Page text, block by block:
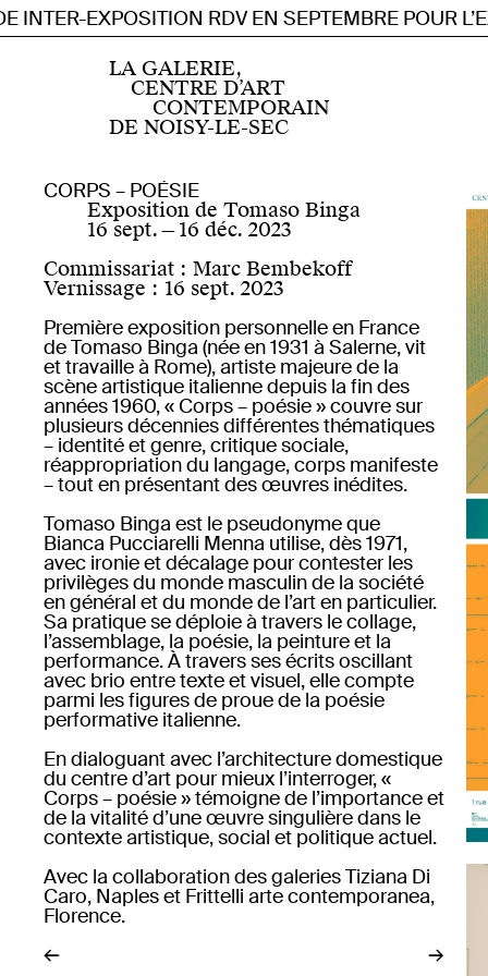
EXPOSITION RDV EN SEPTEMBRE POUR
Centre d’art contemporain d’intérêt national
Programmation
Actuellement
Prochainement
Résidences
Résidence artiste de la scène française
Résidence artiste étranger·ère
Visite pour tou·te·s
Petite enfance
Pédagogie : scolaire et périscolaire
Formation professionnelle
Œuvres produites
Une espace insécable
Éditions
Publications
En ligne
Multiples
LA GALERIE,
CENTRE D’ART
CONTEMPORAIN
DE NOISY-LE-SEC
Soundcloud
Youtube
À propos
Mentions légales
Informations pratiques
CORPS – POÉSIE
Exposition de Tomaso Binga
16 sept.—16 déc. 2023
Commissariat : Marc Bembekoff
Vernissage : 16 sept. 2023
Première exposition personnelle en France
de Tomaso Binga (née en 1931 à Salerne, vit
et travaille à Rome), artiste majeure de la
scène artistique italienne depuis la fin des
années 1960, « Corps – poésie » couvre sur
plusieurs décennies différentes thématiques
– identité et genre, critique sociale,
réappropriation du langage, corps manifeste
– tout en présentant des œuvres inédites.
Tomaso Binga est le pseudonyme que
Bianca Pucciarelli Menna utilise, dès 1971,
avec ironie et décalage pour contester les
privilèges du monde masculin de la société
en général et du monde de l’art en particulier.
Sa pratique se déploie à travers le collage,
l’assemblage, la poésie, la peinture et la
performance. À travers ses écrits oscillant
avec brio entre texte et visuel, elle compte
parmi les figures de proue de la poésie
performative italienne.
En dialoguant avec l’architecture domestique
du centre d’art pour mieux l’interroger, «
Corps – poésie » témoigne de l’importance et
de la vitalité d’une œuvre singulière dans le
contexte artistique, social et politique actuel.
Avec la collaboration des galeries Tiziana Di
Caro, Naples et Frittelli arte contemporanea,
Florence.